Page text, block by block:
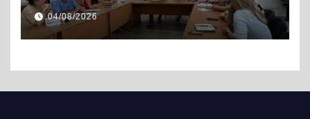
Львівській РДА розглянули
нові заяви
04/08/2026